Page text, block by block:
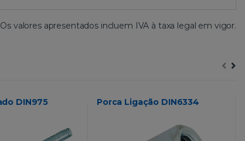
Os valores apresentados incluem IVA à taxa legal em vigor.
DIN975 Porca Ligação DIN6334